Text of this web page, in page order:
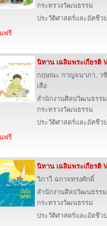
กระทรวงวัฒนธรรม
ประวัติศาสตร์และอัตชีว
ฟรี
นิทาน เฉลิมพระเกียรติ
กฤษณะ กาญจนาภา, ว
เสือ
สำนักงานศิลปวัฒนธรร
กระทรวงวัฒนธรรม
ประวัติศาสตร์และอัตชีว
ฟรี
นิทาน เฉลิมพระเกียรติ
วิภาวี ฉกาจทรงศักดิ์
สำนักงานศิลปวัฒนธรร
กระทรวงวัฒนธรรม
ประวัติศาสตร์และอัตชีว